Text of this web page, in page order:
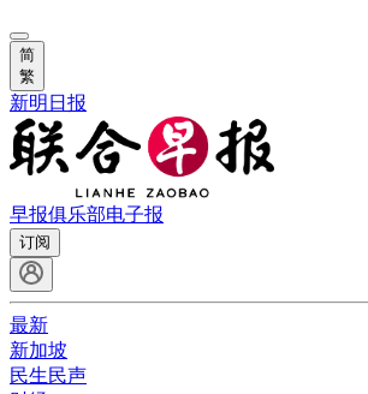
简
繁
新明日报
早报俱乐部电子报
订阅
最新
新加坡
民生民声